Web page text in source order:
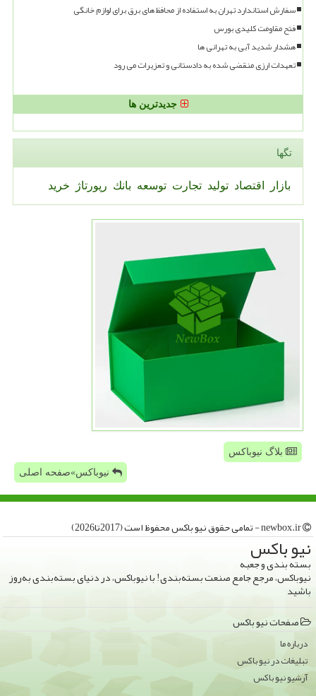
سفارش استاندارد تهران به استفاده از محافظ های برق برای لوازم خانگی
فتح مقاومت کلیدی بورس
هشدار شدید آبی به تهرانی ها
تعهدات ارزی منقضی شده به دادستانی و تعزیرات می رود
جدیدترین ها
تگها
بازار اقتصاد تولید تجارت توسعه بانك رپورتاژ خرید
بلاگ نیوباکس
نیوباکس»صفحه اصلی
نیو باكس
بسته بندی و جعبه
نیوباکس، مرجع جامع صنعت بسته‌بندی! با نیوباکس، در دنیای بسته‌بندی به‌روز
باشید
صفحات نیو باكس
درباره ما
تبلیغات در نیو باكس
آرشیو نیو باكس